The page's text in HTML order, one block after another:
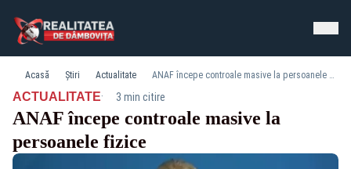
Acasă Știri Actualitate ANAF începe controale masive la persoanele fizice
ACTUALITATE· 3 min citire
ANAF începe controale masive la
persoanele fizice